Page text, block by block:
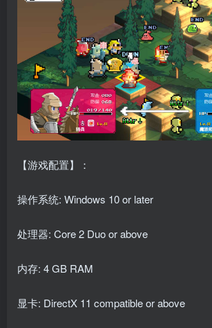
【游戏配置】：
操作系统: Windows 10 or later
处理器: Core 2 Duo or above
内存: 4 GB RAM
显卡: DirectX 11 compatible or above